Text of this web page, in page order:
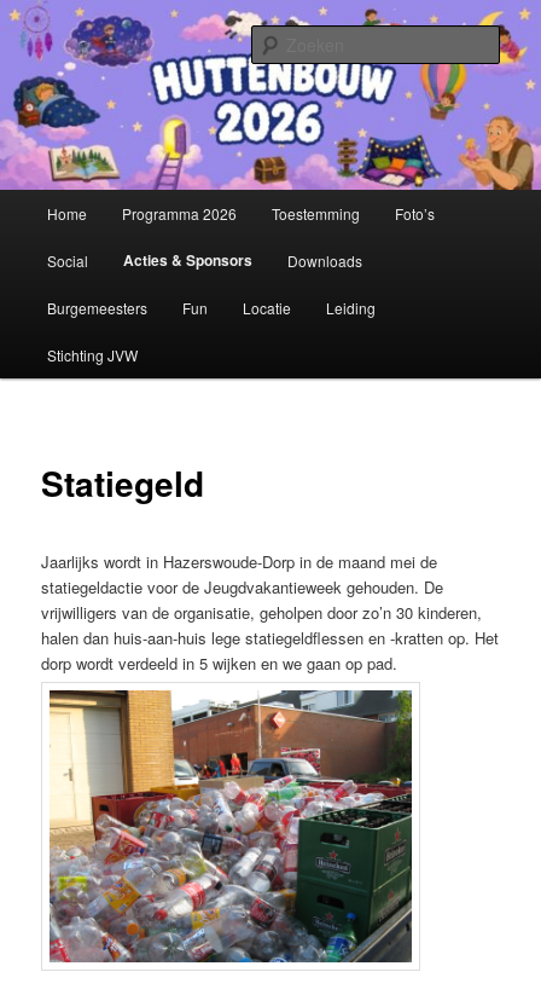
Spring
naar
primaire
inhoudHuttenbouw
Stichting Jeugdvakantieweek Hazerswoude
Home Programma 2026 Toestemming Foto’s
Social Acties & Sponsors Downloads
Burgemeesters Fun Locatie Leiding
Stichting JVW
Statiegeld
Jaarlijks wordt in Hazerswoude-Dorp in de maand mei de
statiegeldactie voor de Jeugdvakantieweek gehouden. De
vrijwilligers van de organisatie, geholpen door zo’n 30 kinderen,
halen dan huis-aan-huis lege statiegeldflessen en -kratten op. Het
dorp wordt verdeeld in 5 wijken en we gaan op pad.